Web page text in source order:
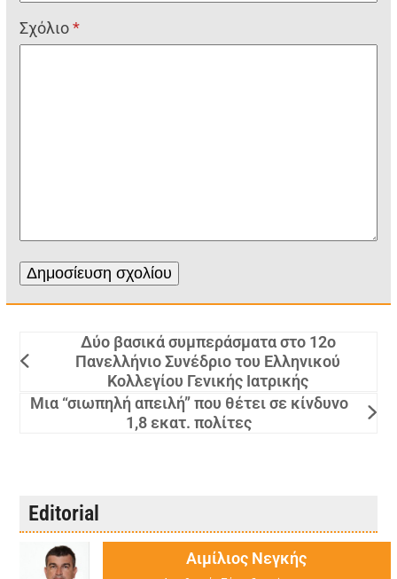
Σχόλιο*
Δύο βασικά συμπεράσματα στο 12ο
Πανελλήνιο Συνέδριο του Ελληνικού
Κολλεγίου Γενικής Ιατρικής
Μια “σιωπηλή απειλή” που θέτει σε κίνδυνο
1,8 εκατ. πολίτες
Editorial
Αιμίλιος Νεγκής